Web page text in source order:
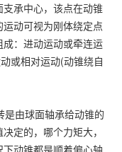
承中心，该点在动锥
动可视为刚体绕定点
：进动运动或牵连运
或相对运动(动锥绕自
由球面轴承给动锥的
定的，哪个力矩大，
动锥都是顺着偏心轴